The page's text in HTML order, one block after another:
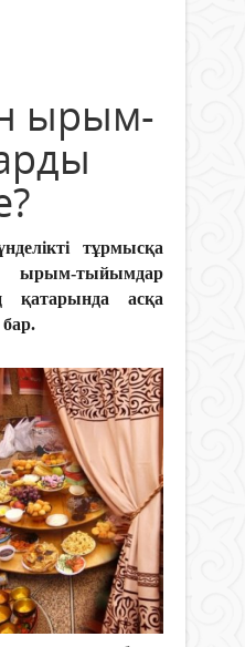
ырым-
тұрмысқа
тыйымдар
қатарында асқа